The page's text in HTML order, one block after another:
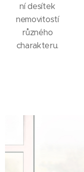
ní desítek
nemovitostí
různého
charakteru.